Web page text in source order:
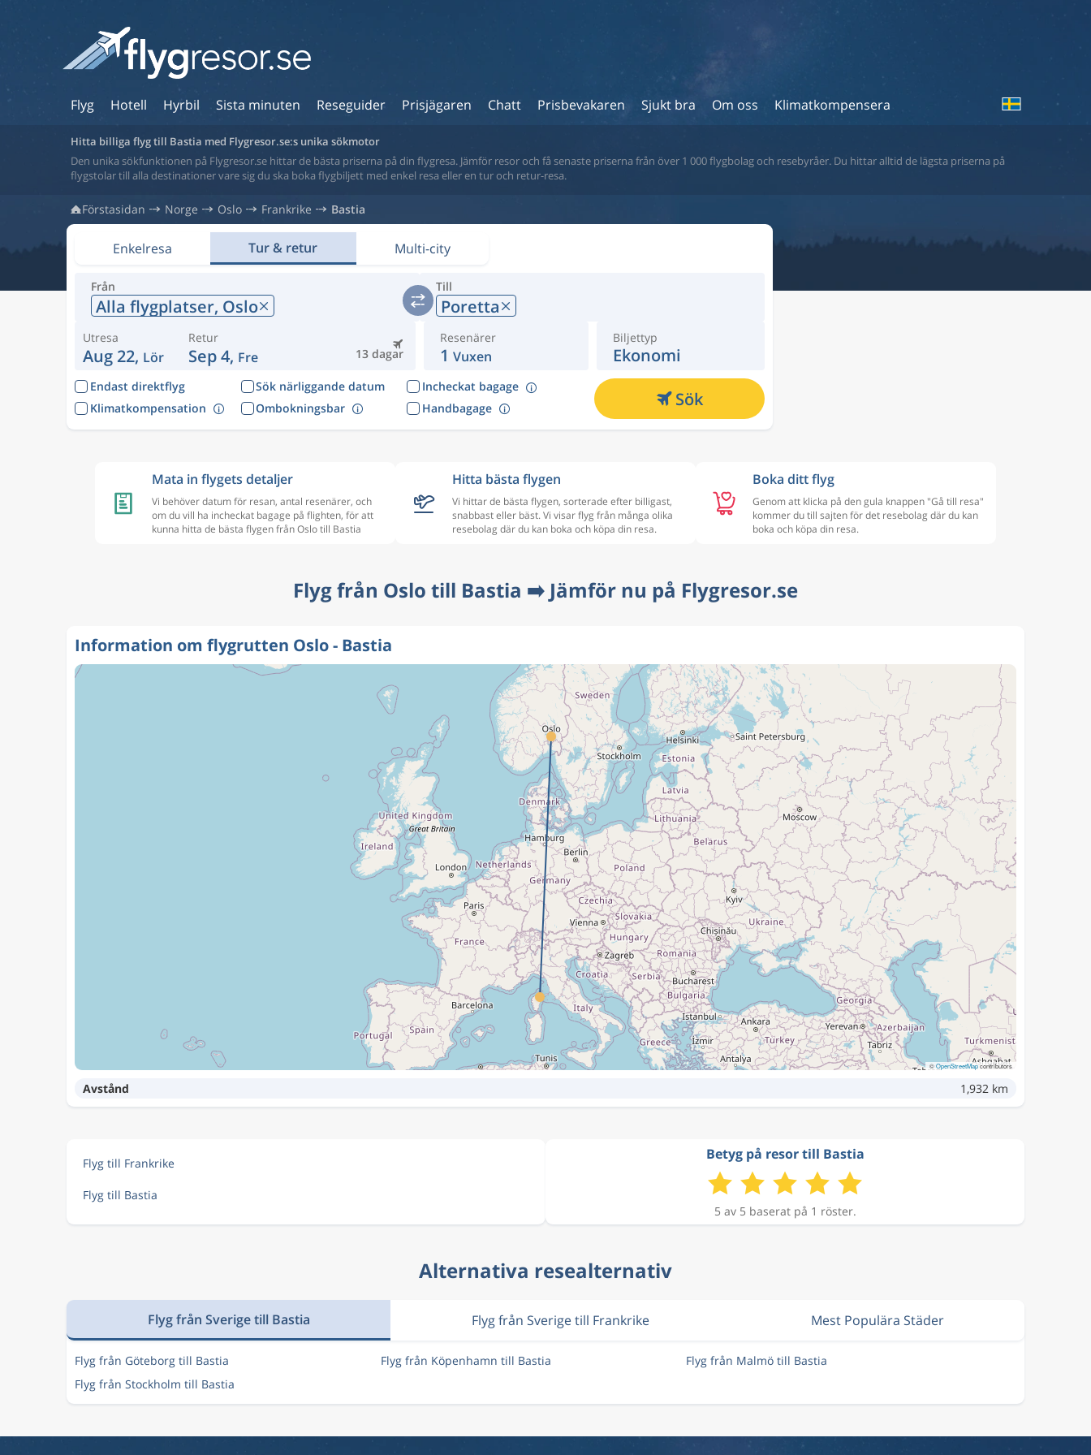
Flyg Hotell Hyrbil Sista minuten Reseguider Prisjägaren Chatt Prisbevakaren Sjukt bra Om oss Klimatkompensera
Hitta billiga flyg till Bastia med Flygresor.se:s unika sökmotor
Den unika sökfunktionen på Flygresor.se hittar de bästa priserna på din flygresa. Jämför resor och få senaste priserna från över 1 000 flygbolag och resebyråer. Du hittar alltid de lägsta priserna på
flygstolar till alla destinationer vare sig du ska boka flygbiljett med enkel resa eller en tur och retur-resa.
Förstasidan Norge Oslo Frankrike Bastia
Enkelresa Tur & retur Multi-city
Från
Alla flygplatser, Oslo
Till
Poretta
Utresa
Aug 22, Lör 13 dagar
Retur
Sep 4, Fre
Resenärer
1 Vuxen
Biljettyp
Ekonomi
Endast direktflyg Sök närliggande datum
Incheckat bagage
Klimatkompensation
Ombokningsbar Handbagage Sök
Mata in flygets detaljer
Vi behöver datum för resan, antal resenärer, och
om du vill ha incheckat bagage på flighten, för att
kunna hitta de bästa flygen från Oslo till Bastia
Hitta bästa flygen
Vi hittar de bästa flygen, sorterade efter billigast,
snabbast eller bäst. Vi visar flyg från många olika
resebolag där du kan boka och köpa din resa.
Boka ditt flyg
Genom att klicka på den gula knappen "Gå till resa"
kommer du till sajten för det resebolag där du kan
boka och köpa din resa.
Flyg från Oslo till Bastia ➡️ Jämför nu på Flygresor.se
Information om flygrutten Oslo - Bastia
©OpenStreetMapcontributors
Avstånd 1,932 km
Flyg till Frankrike
Flyg till Bastia
Betyg på resor till Bastia
5 av 5 baserat på 1 röster.
Alternativa resealternativ
Flyg från Sverige till Bastia Flyg från Sverige till Frankrike Mest Populära Städer
Flyg från Göteborg till Bastia Flyg från Köpenhamn till Bastia
Flyg från Malmö till Bastia
Flyg från Stockholm till Bastia